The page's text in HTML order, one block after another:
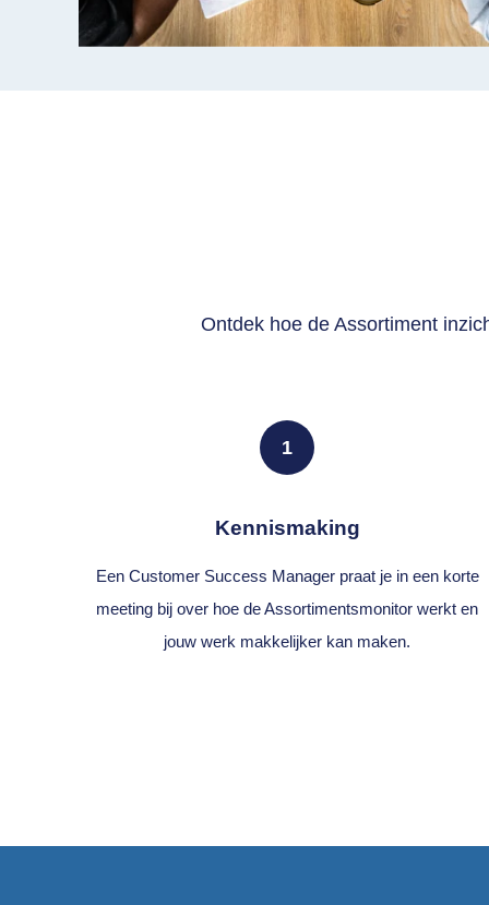
Ontdek hoe de Assortiment
1
Kennismaking
Een Customer Success Manager praat je in een korte
meeting bij over hoe de Assortimentsmonitor werkt en
jouw werk makkelijker kan maken.